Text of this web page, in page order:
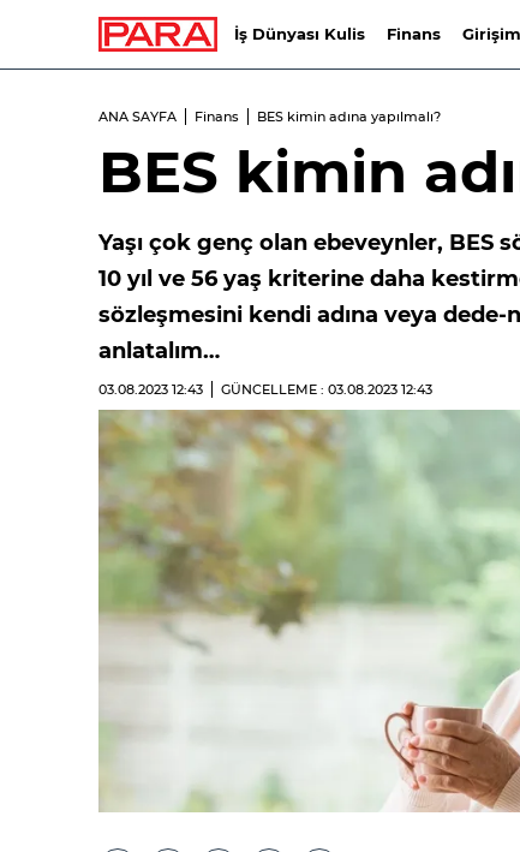
İş Dünyası Kulis Finans
ANA SAYFA Finans BES kimin adına yapılmalı?
BES kimin
Yaşı çok genç olan ebeveynler, BES
10 yıl ve 56 yaş kriterine daha
sözleşmesini kendi adına veya dede-
anlatalım…
03.08.2023 12:43 GÜNCELLEME : 03.08.2023 12:43